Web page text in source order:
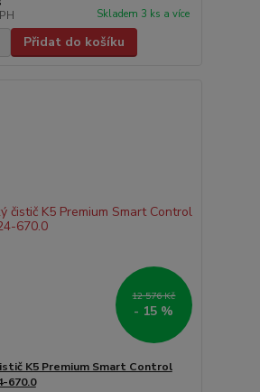
Skladem 3 ks a více
Přidat do košíku
12 576 Kč
- 15 %
K5 Premium Smart Control
670.0